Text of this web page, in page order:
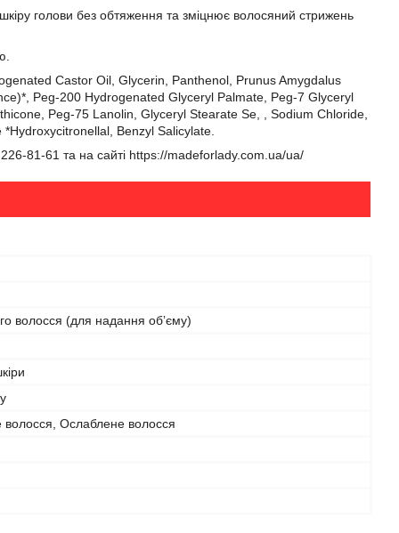
голови без обтяження та зміцнює волосяний стрижень
Castor Oil, Glycerin, Panthenol, Prunus Amygdalus
Peg-200 Hydrogenated Glyceryl Palmate, Peg-7 Glyceryl
Peg-75 Lanolin, Glyceryl Stearate Se, , Sodium Chloride,
Benzyl Salicylate.
81-61 та на сайті https://madeforlady.com.ua/ua/
волосся (для надання обʼєму)
Ослаблене волосся